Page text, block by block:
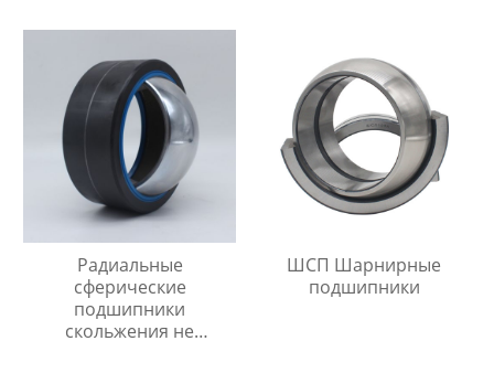
Радиальные
сферические
подшипники
скольжения не
ШСП Шарнирные
подшипники